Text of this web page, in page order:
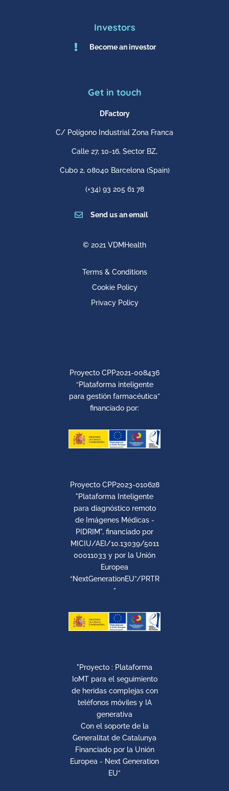
Investors
 Become an investor
Get in touch
DFactory
C/ Polígono Industrial Zona Franca
Calle 27, 10-16, Sector BZ,
Cubo 2, 08040 Barcelona(Spain)
(+34) 93 205 61 78
 Send us an email
© 2021 VDMHealth
Terms & Conditions
Cookie Policy
Privacy Policy
Proyecto CPP2021-008436
“Plataforma inteligente
para gestión farmacéutica”
financiado por:
Proyecto CPP2023-010628
"Plataforma Inteligente
para diagnóstico remoto
de Imágenes Médicas -
PIDRIM", financiado por
MICIU/AEI/10.13039/5011
00011033 y por la Unión
Europea
“NextGenerationEU”/PRTR
”
"Proyecto : Plataforma
IoMT para el seguimiento
de heridas complejas con
teléfonos móviles y IA
generativa
Con el soporte de la
Generalitat de Catalunya
Financiado por la Unión
Europea - Next Generation
EU”